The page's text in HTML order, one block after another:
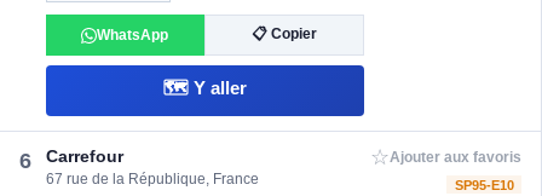
WhatsApp 📋 Copier
🗺️ Y aller
6 Carrefour
67 rue de la République, France
☆Ajouter aux favoris
SP95-E10